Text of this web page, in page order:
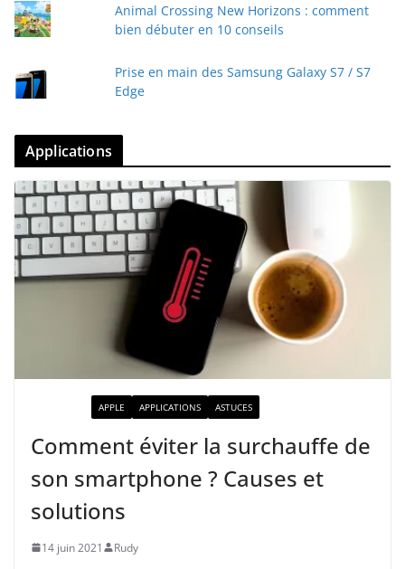
Animal Crossing New Horizons : comment
bien débuter en 10 conseils
Prise en main des Samsung Galaxy S7 / S7
Edge
Applications
APPLE APPLICATIONS ASTUCES
Comment éviter la surchauffe de
son smartphone ? Causes et
solutions
14 juin 2021 Rudy